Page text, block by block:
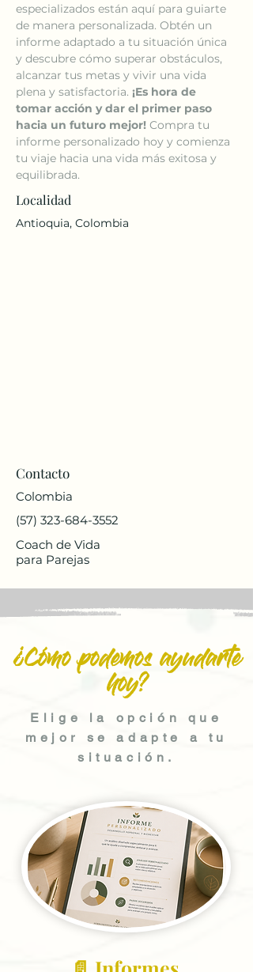
especializados están aquí para guiarte
de manera personalizada. Obtén un
informe adaptado a tu situación única
y descubre cómo superar obstáculos,
alcanzar tus metas y vivir una vida
plena y satisfactoria. ¡Es hora de
tomar acción y dar el primer paso
hacia un futuro mejor! Compra tu
informe personalizado hoy y comienza
tu viaje hacia una vida más exitosa y
equilibrada.
Localidad
Antioquia, Colombia
Contacto
Colombia
(57) 323-684-3552
Coach de Vida
para Parejas
¿Cómo podemos ayudarte
hoy?
Elige la opción que
mejor se adapte a tu
situación.